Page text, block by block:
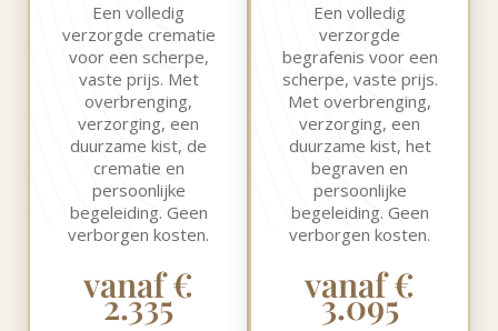
Een volledig
verzorgde crematie
voor een scherpe,
vaste prijs. Met
overbrenging,
verzorging, een
duurzame kist, de
crematie en
persoonlijke
begeleiding. Geen
verborgen kosten.
vanaf €
2.335
Een volledig
verzorgde
begrafenis voor een
scherpe, vaste prijs.
Met overbrenging,
verzorging, een
duurzame kist, het
begraven en
persoonlijke
begeleiding. Geen
verborgen kosten.
vanaf €
3.095